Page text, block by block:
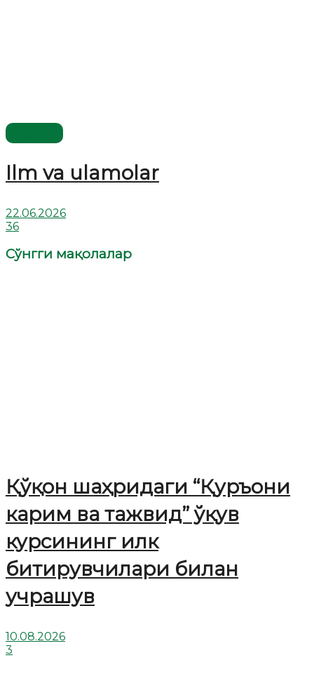
Ilm va ulamolar
22.06.2026
36
Сўнгги мақолалар
Қўқон шаҳридаги “Қуръони
карим ва тажвид” ўқув
курсининг илк
битирувчилари билан
учрашув
10.08.2026
3